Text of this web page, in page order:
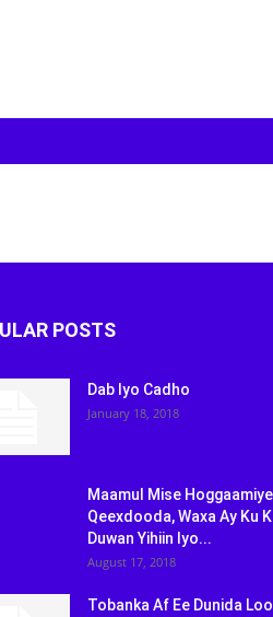
POSTS
Dab Iyo Cadho
January 18, 2018
Maamul Mise
Qeexdooda, Waxa Ay Ku
Duwan Yihiin Iyo...
August 17, 2018
Tobanka Af Ee Dunida